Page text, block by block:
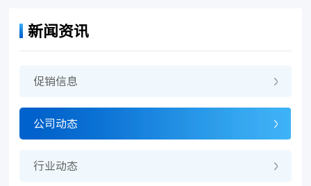
新闻资讯
促销信息
公司动态
行业动态